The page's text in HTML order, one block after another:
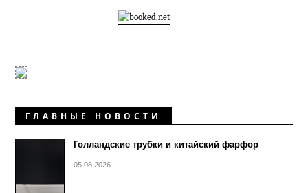
ГЛАВНЫЕ НОВОСТИ
Голландские трубки и китайский фарфор
05.08.2026